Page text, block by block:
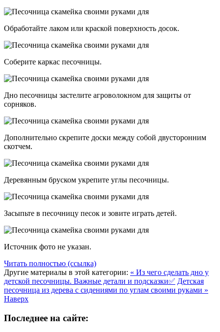
Обработайте лаком или краской поверхность досок.
Соберите каркас песочницы.
Дно песочницы застелите агроволокном для защиты от
сорняков.
Дополнительно скрепите доски между собой двусторонним
скотчем.
Деревянным бруском укрепите углы песочницы.
Засыпьте в песочницу песок и зовите играть детей.
Источник фото не указан.
Читать полностью (ссылка)
Другие материалы в этой категории: « Из чего сделать дно у
детской песочницы. Важные детали и подсказки✅ Детская
песочница из дерева с сидениями по углам своими руками »
Наверх
Последнее на сайте: